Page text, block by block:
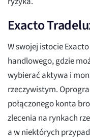
Exacto
W swojej istocie
handlowego, gdzie
wybierać aktywa i
rzeczywistym.
połączonego konta
zlecenia na rynkach
a w niektórych